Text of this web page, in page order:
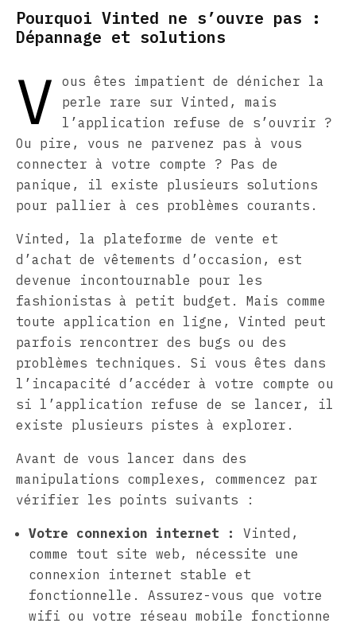
Pourquoi Vinted ne s’ouvre pas :
Dépannage et solutions
V
ous êtes impatient de dénicher la
perle rare sur Vinted, mais
l’application refuse de s’ouvrir ?
Ou pire, vous ne parvenez pas à vous
connecter à votre compte ? Pas de
panique, il existe plusieurs solutions
pour pallier à ces problèmes courants.
Vinted, la plateforme de vente et
d’achat de vêtements d’occasion, est
devenue incontournable pour les
fashionistas à petit budget. Mais comme
toute application en ligne, Vinted peut
parfois rencontrer des bugs ou des
problèmes techniques. Si vous êtes dans
l’incapacité d’accéder à votre compte ou
si l’application refuse de se lancer, il
existe plusieurs pistes à explorer.
Avant de vous lancer dans des
manipulations complexes, commencez par
vérifier les points suivants :
Votre connexion internet :
Vinted,
comme tout site web, nécessite une
connexion internet stable et
fonctionnelle. Assurez-vous que votre
wifi ou votre réseau mobile fonctionne